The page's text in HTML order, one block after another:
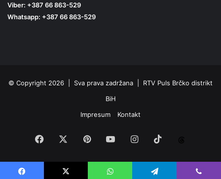
Viber: +387 66 863-529
Whatsapp: +387 66 863-529
© Copyright 2026 | Sva prava zadržana | RTV Puls Brčko distrikt
BiH
Impresum
Kontakt
Facebook PinterestYouTubeInstagram
TikTok